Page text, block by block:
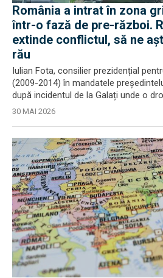
România a intrat în zona
într-o fază de pre-război.
extinde conflictul, să ne
rău
Iulian Fota, consilier prezidențial
(2009-2014) în mandatele
după incidentul de la Galați unde o
30 MAI 2026